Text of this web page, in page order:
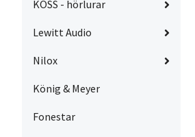
KOSS - hörlurar
Lewitt Audio
Nilox
König & Meyer
Fonestar